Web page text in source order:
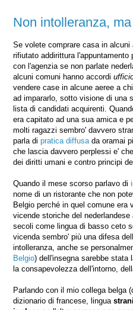
Non intolleranza,
Se volete comprare casa in
rifiutato addirittura
con l'agenzia se non parlate
alcuni comuni hanno accordi
vendere case in alcune aeree a
ad impararlo, sotto visione di una
lista di candidati acquirenti.
era capitato ad una sua amica e
molti ragazzi sembro' davvero
parla di pratica diffusada oramai
che lascia davvero perplessi e'
dei diritti umani e contro principi
Quando il mese scorso parlavo di
nome di un ristorante che non
Belgio perché in quel comune
vicende storiche del
secoli come lingua di basso ceto
vicenda sembro' più una difesa
intolleranza, anche se
Belgio) dell'insegna sarebbe stata
la consapevolezza dell'intorno,
Parlando con il mio collega belga
dizionario di francese, lingua